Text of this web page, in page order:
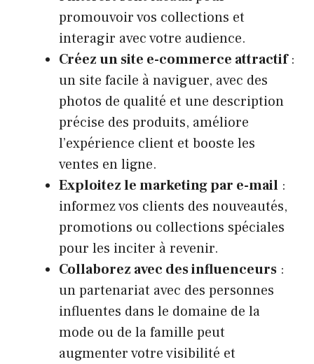
promouvoir vos collections et
interagir avec votre audience.
Créez un site e-commerce attractif:
un site facile à naviguer, avec des
photos de qualité et une description
précise des produits, améliore
l’expérience client et booste les
ventes en ligne.
Exploitez le marketing par e-mail :
informez vos clients des nouveautés,
promotions ou collections spéciales
pour les inciter à revenir.
Collaborez avec des influenceurs :
un partenariat avec des personnes
influentes dans le domaine de la
mode ou de la famille peut
augmenter votre visibilité et